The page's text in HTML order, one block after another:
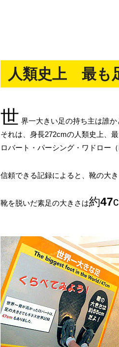
人類史上 最も
世 界一大きい足の持ち主は誰
それは、身長272cmの人類史上、
ロバート・パーシング・ワドロー
信頼できる記録によると、靴の大
靴を脱いだ素足の大きさは約47